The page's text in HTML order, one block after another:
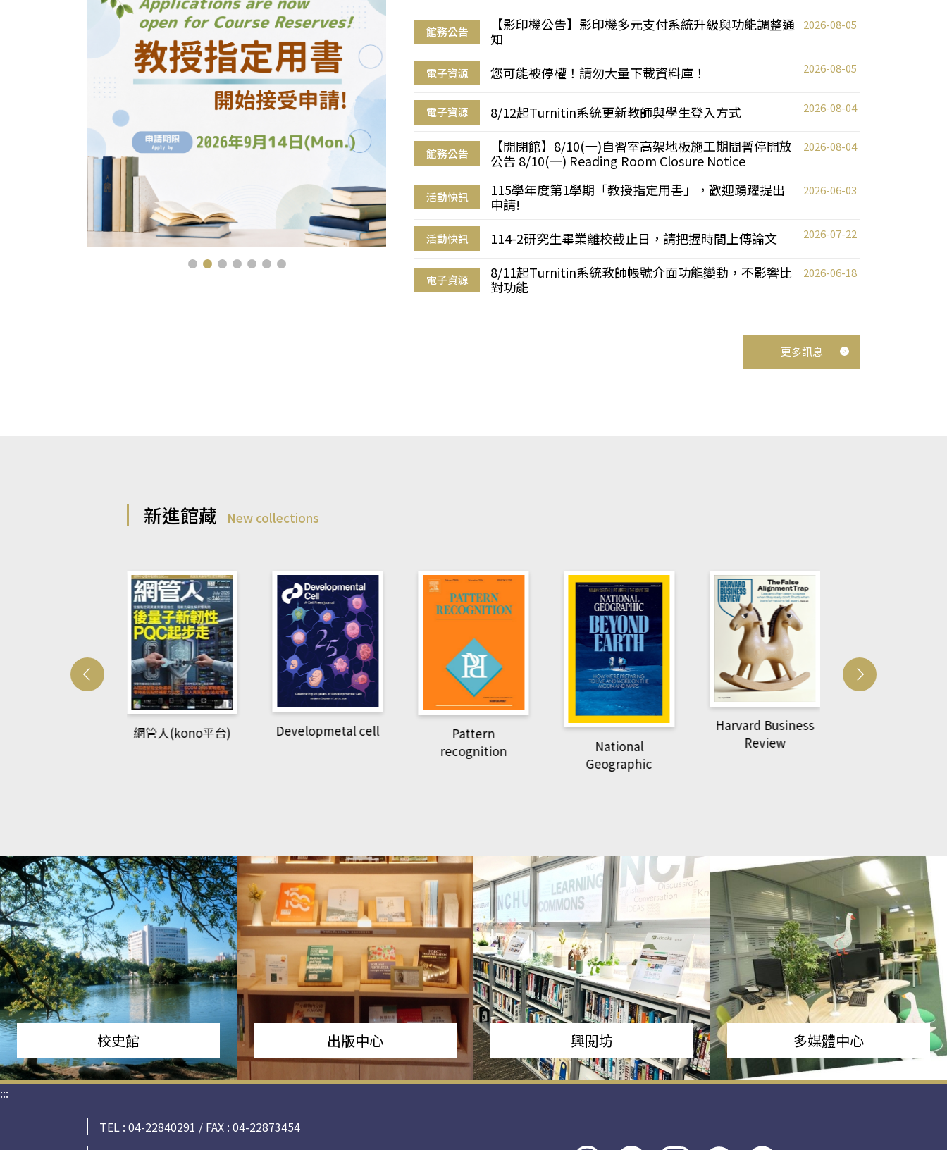
館務公告
【影印機公告】影印機多元支付系統升級與功能調整通
知
2026-08-05
電子資源 您可能被停權！請勿大量下載資料庫！ 2026-08-05
電子資源 8/12起Turnitin系統更新教師與學生登入方式 2026-08-04
館務公告
【開閉館】8/10(一)自習室高架地板施工期間暫停開放
公告 8/10(一) Reading Room Closure Notice
2026-08-04
活動快訊
115學年度第1學期「教授指定用書」，歡迎踴躍提出
申請!
2026-06-03
活動快訊 114-2研究生畢業離校截止日，請把握時間上傳論文 2026-07-22
電子資源
8/11起Turnitin系統教師帳號介面功能變動，不影響比
對功能
2026-06-18
更多訊息
新進館藏 New collections
網管人(kono平台) Developmetal cell
Pattern
recognition
National
Geographic
Harvard Business
Review
校史館 出版中心 興閱坊 多媒體中心
:::
TEL : 04-22840291 / FAX : 04-22873454